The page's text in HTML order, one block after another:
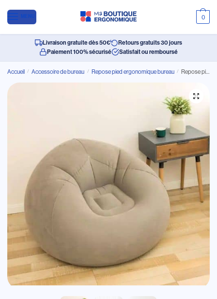
MENU 0
Livraison gratuite dès 50€
Retours gratuits 30 jours
Paiement 100% sécurisé
Satisfait ou remboursé
Accueil / Accessoire de bureau / Repose pied ergonomique bureau / Repose pied ergonomique gris et gonflable